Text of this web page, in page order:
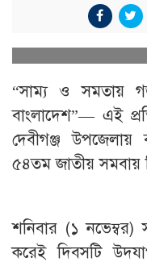
“সাম্য ও সমতায়
বাংলাদেশ”— এই
দেবীগঞ্জ উপজেলায়
৫৪তম জাতীয় সমবায়
শনিবার (১ নভেম্বর)
করেই দিবসটি